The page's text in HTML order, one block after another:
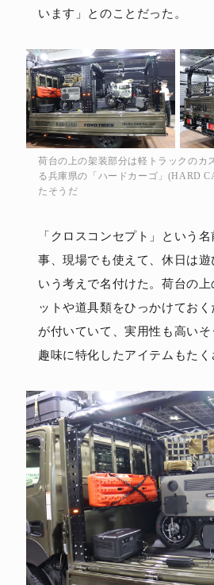
います」とのことだった。
荷台の上の架装部分は軽トラックのカ
る兵庫県の「ハードカーゴ」(HARD
たそうだ
「クロスコンセプト」という
事、現場でも使えて、休日は遊
いう考えで名付けた。荷台の
ットや道具類をひっかけてお
が付いていて、実用性も高いそ
趣味に特化したアイテムもたく